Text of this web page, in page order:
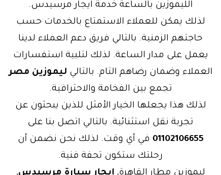
الليموزين بالساعة خدمة ايجار مرسيدس.
لذلك يمكن للعملاء الاستمتاع بالخدمات حسب
حاجتهم الزمنية. بالتالي فريق دعم العملاء لدينا
يعمل على مدار الساعة. لذلك لتلبية استفسارات
العملاء وضمان رضاهم التام. بالتالي ليموزين مصر
تجمع بين الفخامة والاحترافية.
لذلك هذا يجعلها الخيار الأمثل للذين يبحثون عن
تجربة نقل استثنائية. بالتالي اتصل بنا على
01102106655 في أي وقت. لذلك نحن نضمن أن
رحلتك ستكون تحفة فنية.